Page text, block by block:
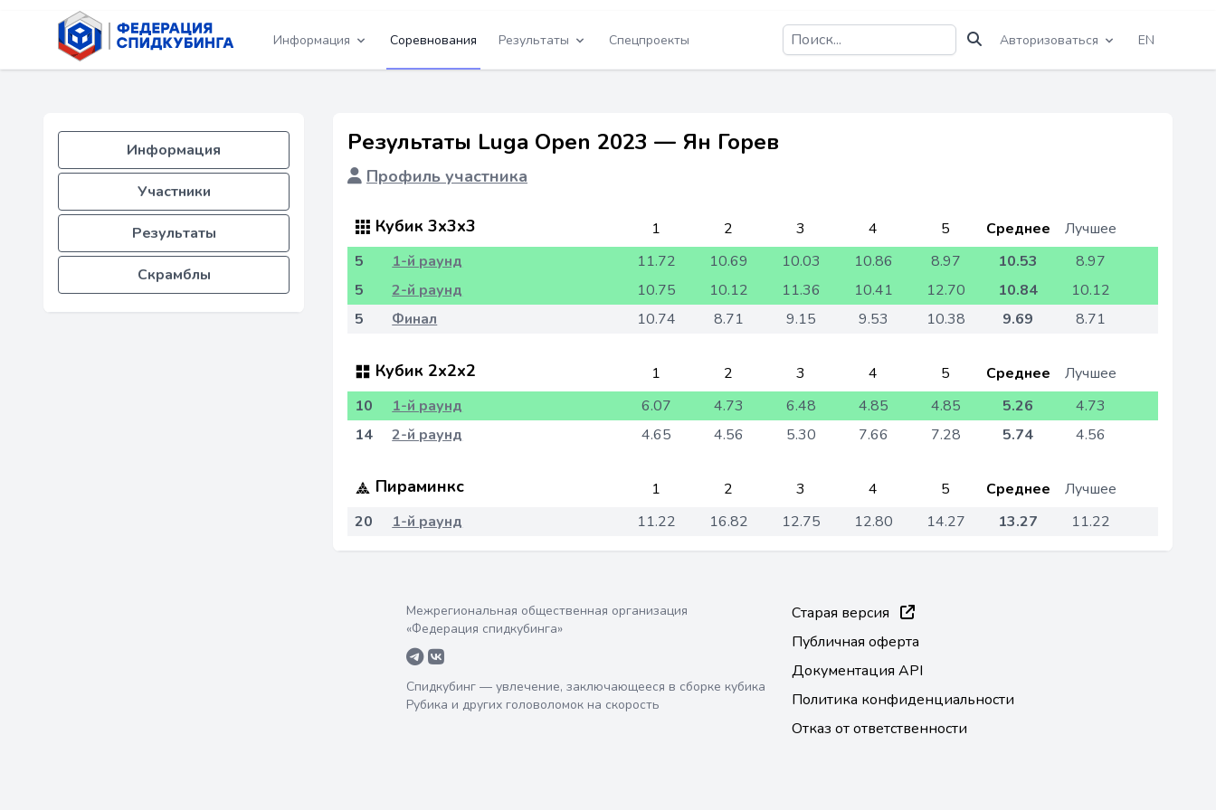
Информация Соревнования Результаты Спецпроекты Авторизоваться EN
Информация
Участники
Результаты
Скрамблы
Результаты Luga Open 2023 — Ян Горев
Профиль участника
Кубик 3x3x3 1 2 3 4 5 Среднее
Лучшее
5
1-й раунд 11.72 10.69 10.03 10.86 8.97 10.53
8.97
5
2-й раунд 10.75 10.12 11.36 10.41 12.70 10.84
10.12
5
Финал 10.74 8.71 9.15 9.53 10.38 9.69 8.71
Кубик 2x2x2 1 2 3 4 5 Среднее
Лучшее
10
1-й раунд 6.07 4.73 6.48 4.85 4.85 5.26
4.73
14
2-й раунд 4.65 4.56 5.30 7.66 7.28 5.74 4.56
Пираминкс 1 2 3 4 5 Среднее
Лучшее
20
1-й раунд 11.22 16.82 12.75 12.80 14.27 13.27 11.22
Межрегиональная общественная организация
«Федерация спидкубинга»
Спидкубинг — увлечение, заключающееся в сборке кубика
Рубика и других головоломок на скорость
Старая версия
Публичная оферта
Документация API
Политика конфиденциальности
Отказ от ответственности